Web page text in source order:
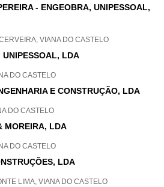
- ENGEOBRA, UNIPESSOAL,
VIANA DO CASTELO
LDA
DO CASTELO
E CONSTRUÇÃO, LDA
DO CASTELO
MOREIRA, LDA
DO CASTELO
LDA
LIMA, VIANA DO CASTELO